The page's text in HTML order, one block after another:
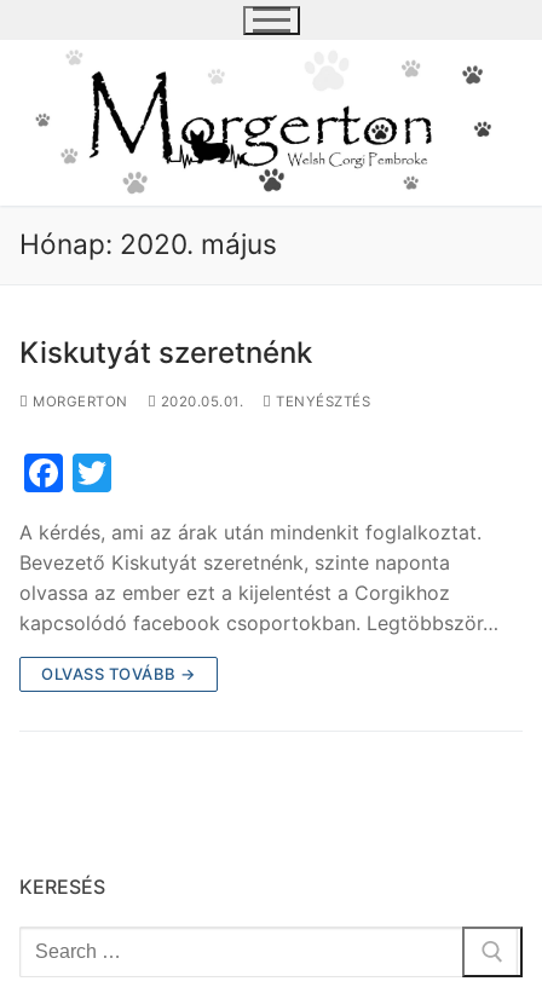
tartalomra
Hónap: 2020. május
Kiskutyát szeretnénk
MORGERTON 2020.05.01. TENYÉSZTÉS
F
c
e
b
o
o
itt
er
A kérdés, ami az árak után mindenkit foglalkoztat.
Bevezető Kiskutyát szeretnénk, szinte naponta
olvassa az ember ezt a kijelentést a Corgikhoz
kapcsolódó facebook csoportokban. Legtöbbször…
OLVASS TOVÁBB →
KERESÉS
Keresése: